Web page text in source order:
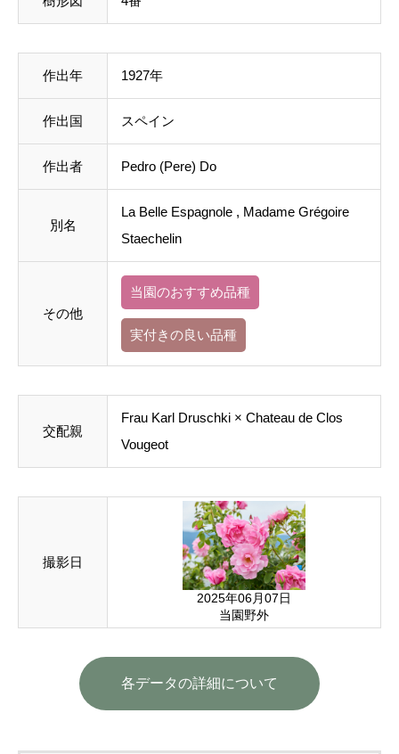
作出年 1927年
作出国 スペイン
作出者 Pedro (Pere) Do
別名
La Belle Espagnole , Madame Grégoire
Staechelin
その他
当園のおすすめ品種
実付きの良い品種
交配親
Frau Karl Druschki × Chateau de Clos
Vougeot
撮影日
2025年06月07日
当園野外
各データの詳細について